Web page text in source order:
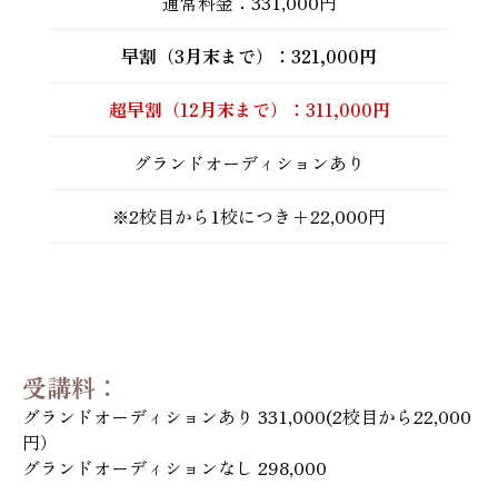
早割（3月末まで）：321,000円
超早割（12月末まで）：311,000円
グランドオーディションあり
※2校目から1校につき+22,000円
受講料：
グランドオーディションあり 331,000(2校目から22,000
円）
グランドオーディションなし 298,000